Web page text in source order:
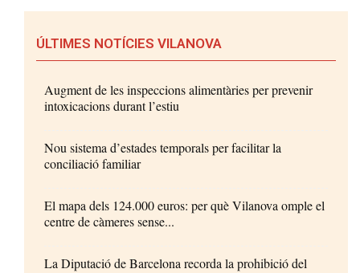
ÚLTIMES NOTÍCIES VILANOVA
Augment de les inspeccions alimentàries per prevenir
intoxicacions durant l’estiu
Nou sistema d’estades temporals per facilitar la
conciliació familiar
El mapa dels 124.000 euros: per què Vilanova omple el
centre de càmeres sense...
La Diputació de Barcelona recorda la prohibició del